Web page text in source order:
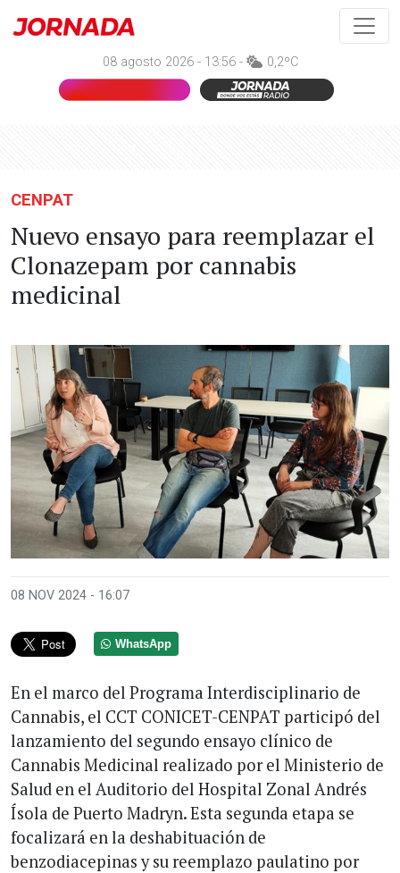
08 agosto 2026 - 13:56 - 0,2ºC
CENPAT
Nuevo ensayo para reemplazar el
Clonazepam por cannabis
medicinal
08 NOV 2024 - 16:07
WhatsApp
En el marco del Programa Interdisciplinario de
Cannabis, el CCT CONICET-CENPAT participó del
lanzamiento del segundo ensayo clínico de
Cannabis Medicinal realizado por el Ministerio de
Salud en el Auditorio del Hospital Zonal Andrés
Ísola de Puerto Madryn. Esta segunda etapa se
focalizará en la deshabituación de
benzodiacepinas y su reemplazo paulatino por